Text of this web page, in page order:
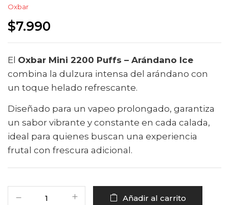
Oxbar
$7.990
El Oxbar Mini 2200 Puffs – Arándano Ice
combina la dulzura intensa del arándano con
un toque helado refrescante.
Diseñado para un vapeo prolongado, garantiza
un sabor vibrante y constante en cada calada,
ideal para quienes buscan una experiencia
frutal con frescura adicional.
Añadir al carrito